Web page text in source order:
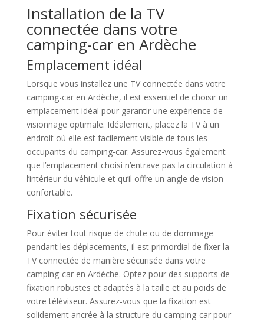
Installation de la TV
connectée dans votre
camping-car en Ardèche
Emplacement idéal
Lorsque vous installez une TV connectée dans votre
camping-car en Ardèche, il est essentiel de choisir un
emplacement idéal pour garantir une expérience de
visionnage optimale. Idéalement, placez la TV à un
endroit où elle est facilement visible de tous les
occupants du camping-car. Assurez-vous également
que l’emplacement choisi n’entrave pas la circulation à
l’intérieur du véhicule et qu’il offre un angle de vision
confortable.
Fixation sécurisée
Pour éviter tout risque de chute ou de dommage
pendant les déplacements, il est primordial de fixer la
TV connectée de manière sécurisée dans votre
camping-car en Ardèche. Optez pour des supports de
fixation robustes et adaptés à la taille et au poids de
votre téléviseur. Assurez-vous que la fixation est
solidement ancrée à la structure du camping-car pour